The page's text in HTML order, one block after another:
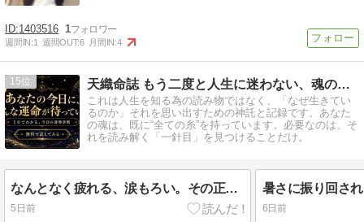
1403516 1
週間IN:1 週間OUT:6 月間IN:4
15 天織命誌 もう二度と人生に迷わない、魂の記録
これは人生を知る為の読み物ではなく、「なぜ生きてい
るのか」それを思い出すための神託と記録です。あなた
の魂は、既に“全ての糸”を持っています。必要なのは、そ
れを読み解く「一針目」を見つけることだけ。
なんとなく疲れる、涙もろい。その正体は「ライオンズゲート」かもしれない
5日前 6日前